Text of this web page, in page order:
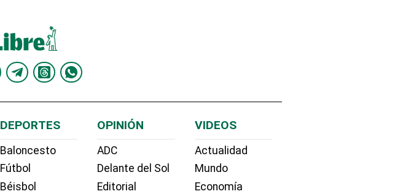
DEPORTES
Baloncesto
Fútbol
Béisbol
OPINIÓN
ADC
Delante del Sol
Editorial
VIDEOS
Actualidad
Mundo
Economía